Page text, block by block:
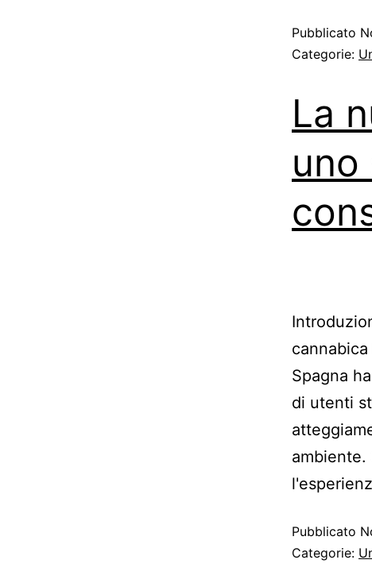
Pubblicato
Categorie:
La
uno
Spagna
di utenti
ambiente.
Pubblicato
Categorie: